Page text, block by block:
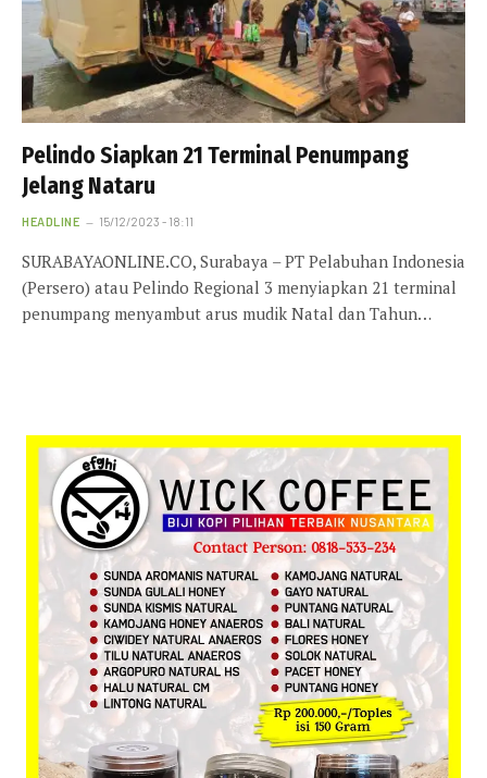
Pelindo Siapkan 21 Terminal Penumpang
Jelang Nataru
HEADLINE 15/12/2023 - 18:11
SURABAYAONLINE.CO, Surabaya – PT Pelabuhan Indonesia
(Persero) atau Pelindo Regional 3 menyiapkan 21 terminal
penumpang menyambut arus mudik Natal dan Tahun…